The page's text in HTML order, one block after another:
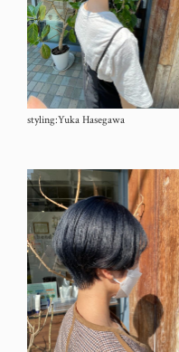
styling:Yuka Hasegawa